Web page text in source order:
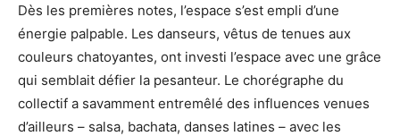
Dès les premières notes, l’espace s’est empli d’une
énergie palpable. Les danseurs, vêtus de tenues aux
couleurs chatoyantes, ont investi l’espace avec une grâce
qui semblait défier la pesanteur. Le chorégraphe du
collectif a savamment entremêlé des influences venues
d’ailleurs – salsa, bachata, danses latines – avec les